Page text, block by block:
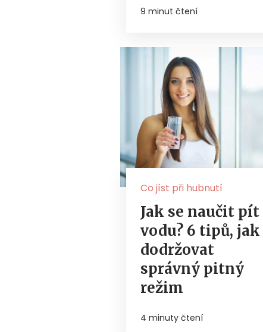
9 minut čtení
Co jíst při hubnutí
Jak se naučit pít
vodu? 6 tipů, jak
dodržovat
správný pitný
režim
4 minuty čtení